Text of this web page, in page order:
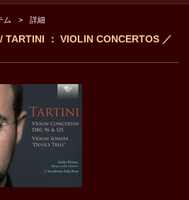
ム 詳細
： VIOLIN CONCERTOS ／